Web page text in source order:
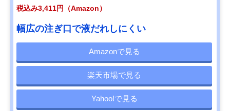
税込み3,411円（Amazon）
幅広の注ぎ口で液だれしにくい
Amazonで見る
楽天市場で見る
Yahoo!で見る